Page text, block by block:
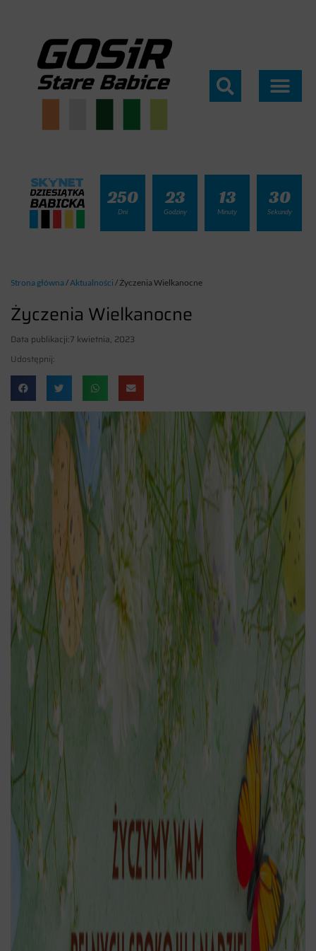
250
Dni
23
Godziny
13
Minuty
29
Sekundy
Strona główna/ Aktualności / Życzenia Wielkanocne
Życzenia Wielkanocne
Data publikacji:7 kwietnia, 2023
Udostępnij: